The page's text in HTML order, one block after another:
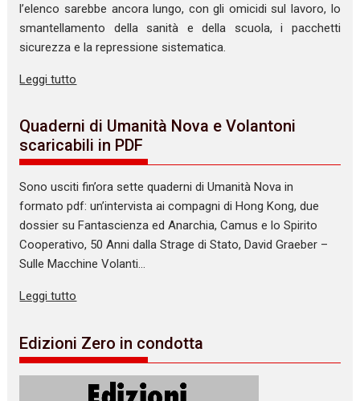
l’elenco sarebbe ancora lungo, con gli omicidi sul lavoro, lo
smantellamento della sanità e della scuola, i pacchetti
sicurezza e la repressione sistematica.
Leggi tutto
Quaderni di Umanità Nova e Volantoni
scaricabili in PDF
Sono usciti fin’ora sette quaderni di Umanità Nova in
formato pdf: un’intervista ai compagni di Hong Kong, due
dossier su Fantascienza ed Anarchia, Camus e lo Spirito
Cooperativo, 50 Anni dalla Strage di Stato, David Graeber –
Sulle Macchine Volanti…
Leggi tutto
Edizioni Zero in condotta